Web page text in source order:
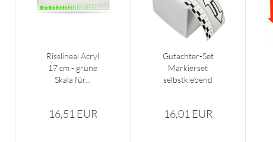
Risslineal Acryl
17 cm - grüne
Skala für...
16,51 EUR
Gutachter-Set
Markierset
selbstklebend
16,01 EUR